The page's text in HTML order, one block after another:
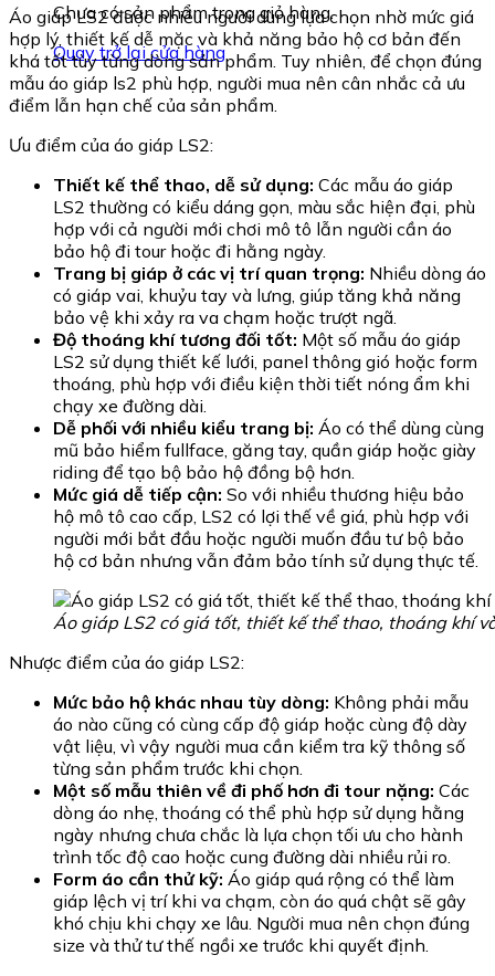
Chưa có sản phẩm trong giỏ hàng.
Quay trở lại cửa hàng
Áo giáp LS2 được nhiều người dùng lựa chọn nhờ mức giá
hợp lý, thiết kế dễ mặc và khả năng bảo hộ cơ bản đến
khá tốt tùy từng dòng sản phẩm. Tuy nhiên, để chọn đúng
mẫu áo giáp ls2 phù hợp, người mua nên cân nhắc cả ưu
điểm lẫn hạn chế của sản phẩm.
Ưu điểm của áo giáp LS2:
Thiết kế thể thao, dễ sử dụng: Các mẫu áo giáp
LS2 thường có kiểu dáng gọn, màu sắc hiện đại, phù
hợp với cả người mới chơi mô tô lẫn người cần áo
bảo hộ đi tour hoặc đi hằng ngày.
Trang bị giáp ở các vị trí quan trọng: Nhiều dòng áo
có giáp vai, khuỷu tay và lưng, giúp tăng khả năng
bảo vệ khi xảy ra va chạm hoặc trượt ngã.
Độ thoáng khí tương đối tốt: Một số mẫu áo giáp
LS2 sử dụng thiết kế lưới, panel thông gió hoặc form
thoáng, phù hợp với điều kiện thời tiết nóng ẩm khi
chạy xe đường dài.
Dễ phối với nhiều kiểu trang bị: Áo có thể dùng cùng
mũ bảo hiểm fullface, găng tay, quần giáp hoặc giày
riding để tạo bộ bảo hộ đồng bộ hơn.
Mức giá dễ tiếp cận: So với nhiều thương hiệu bảo
hộ mô tô cao cấp, LS2 có lợi thế về giá, phù hợp với
người mới bắt đầu hoặc người muốn đầu tư bộ bảo
hộ cơ bản nhưng vẫn đảm bảo tính sử dụng thực tế.
Áo giáp LS2 có giá tốt, thiết kế thể thao, thoáng khí
Nhược điểm của áo giáp LS2:
Mức bảo hộ khác nhau tùy dòng: Không phải mẫu
áo nào cũng có cùng cấp độ giáp hoặc cùng độ dày
vật liệu, vì vậy người mua cần kiểm tra kỹ thông số
từng sản phẩm trước khi chọn.
Một số mẫu thiên về đi phố hơn đi tour nặng: Các
dòng áo nhẹ, thoáng có thể phù hợp sử dụng hằng
ngày nhưng chưa chắc là lựa chọn tối ưu cho hành
trình tốc độ cao hoặc cung đường dài nhiều rủi ro.
Form áo cần thử kỹ: Áo giáp quá rộng có thể làm
giáp lệch vị trí khi va chạm, còn áo quá chật sẽ gây
khó chịu khi chạy xe lâu. Người mua nên chọn đúng
size và thử tư thế ngồi xe trước khi quyết định.